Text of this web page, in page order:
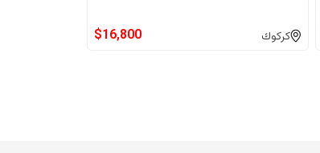
كركوك $16,800